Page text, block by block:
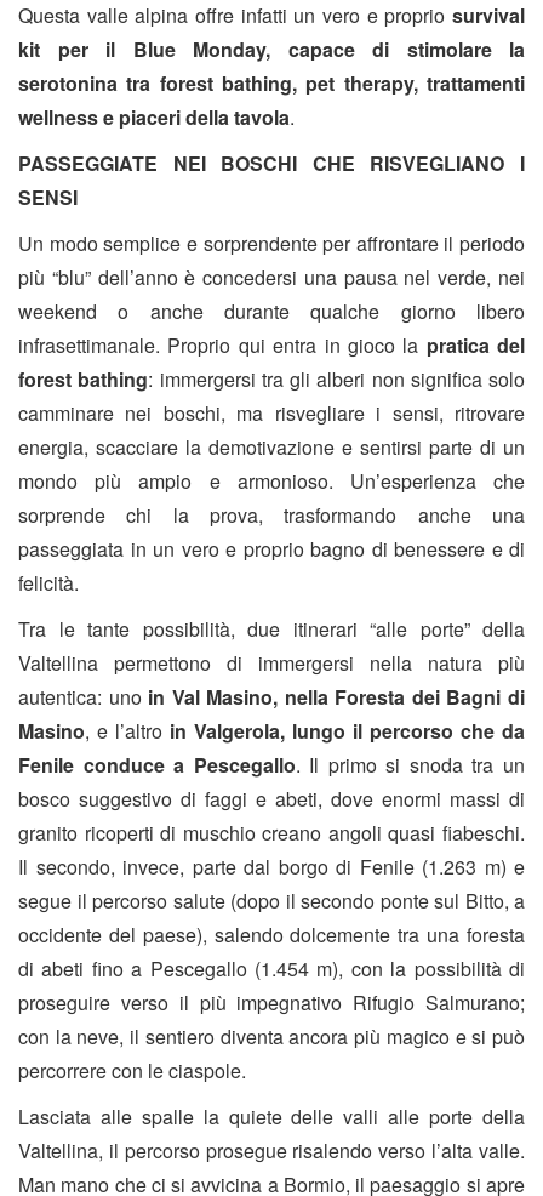
Questa valle alpina offre infatti un vero e proprio survival
kit per il Blue Monday, capace di stimolare la
serotonina tra forest bathing, pet therapy, trattamenti
wellness e piaceri della tavola.
PASSEGGIATE NEI BOSCHI CHE RISVEGLIANO I
SENSI
Un modo semplice e sorprendente per affrontare il periodo
più “blu” dell’anno è concedersi una pausa nel verde, nei
weekend o anche durante qualche giorno libero
infrasettimanale. Proprio qui entra in gioco la pratica del
forest bathing: immergersi tra gli alberi non significa solo
camminare nei boschi, ma risvegliare i sensi, ritrovare
energia, scacciare la demotivazione e sentirsi parte di un
mondo più ampio e armonioso. Un’esperienza che
sorprende chi la prova, trasformando anche una
passeggiata in un vero e proprio bagno di benessere e di
felicità.
Tra le tante possibilità, due itinerari “alle porte” della
Valtellina permettono di immergersi nella natura più
autentica: uno in Val Masino, nella Foresta dei Bagni di
Masino, e l’altro in Valgerola, lungo il percorso che da
Fenile conduce a Pescegallo. Il primo si snoda tra un
bosco suggestivo di faggi e abeti, dove enormi massi di
granito ricoperti di muschio creano angoli quasi fiabeschi.
Il secondo, invece, parte dal borgo di Fenile (1.263 m) e
segue il percorso salute (dopo il secondo ponte sul Bitto, a
occidente del paese), salendo dolcemente tra una foresta
di abeti fino a Pescegallo (1.454 m), con la possibilità di
proseguire verso il più impegnativo Rifugio Salmurano;
con la neve, il sentiero diventa ancora più magico e si può
percorrere con le ciaspole.
Lasciata alle spalle la quiete delle valli alle porte della
Valtellina, il percorso prosegue risalendo verso l’alta valle.
Man mano che ci si avvicina a Bormio, il paesaggio si apre